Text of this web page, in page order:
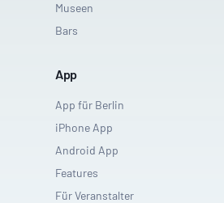
Museen
Bars
App
App für Berlin
iPhone App
Android App
Features
Für Veranstalter